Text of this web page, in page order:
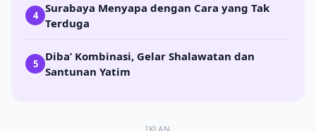
4
Surabaya Menyapa dengan Cara yang Tak
Terduga
5
Diba’ Kombinasi, Gelar Shalawatan dan
Santunan Yatim